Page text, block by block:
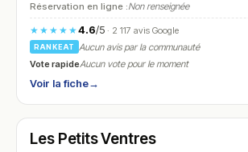
Réservation en ligne :Non renseignée
★★★★★4.6/5· 2 117 avis Google
RANKEAT
Aucun avis par la communauté
Vote rapideAucun vote pour le moment
Voir la fiche→
N° 20
Les Petits Ventres